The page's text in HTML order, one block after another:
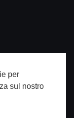
per
sul nostro